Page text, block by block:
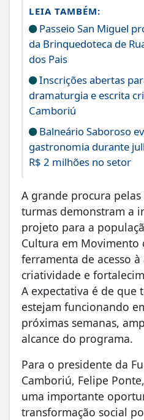
LEIA TAMBÉM:
Passeio San Miguel
da Brinquedoteca de
dos Pais
Inscrições abertas
dramaturgia e escrita
Camboriú
Balneário Saboroso
gastronomia durante
R$ 2 milhões no setor
A grande procura
turmas demonstram a
projeto para a
Cultura em Movimento
ferramenta de acesso
criatividade e
A expectativa é de que
estejam funcionando
próximas semanas,
alcance do programa.
Para o presidente da
Camboriú, Felipe
uma importante
transformação social